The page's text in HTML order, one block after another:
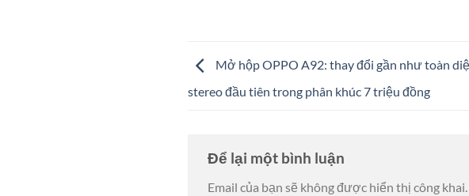
Mở hộp OPPO A92: thay đổi gần như toàn
stereo đầu tiên trong phân khúc 7 triệu đồng
Để lại một bình luận
Email của bạn sẽ không được hiển thị công khai.